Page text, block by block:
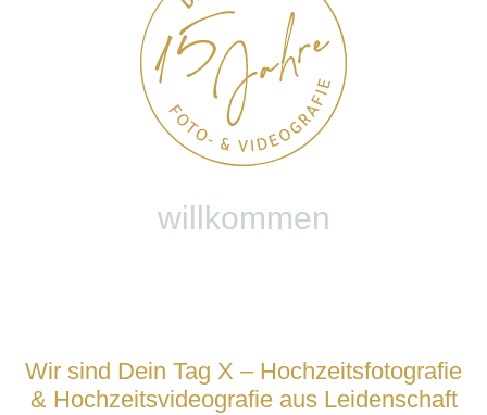
willkommen
Wir sind Dein Tag X – Hochzeitsfotografie
& Hochzeitsvideografie aus Leidenschaft